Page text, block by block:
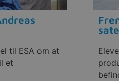
til ESA om at
et